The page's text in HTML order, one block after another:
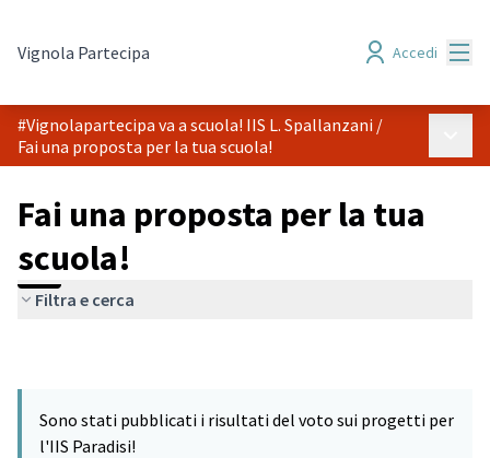
Vignola Partecipa Accedi
#Vignolapartecipa va a scuola! IIS L. Spallanzani /
Fai una proposta per la tua scuola!
Fai una proposta per la tua
scuola!
Filtra e cerca
Sono stati pubblicati i risultati del voto sui progetti per
l'IIS Paradisi!